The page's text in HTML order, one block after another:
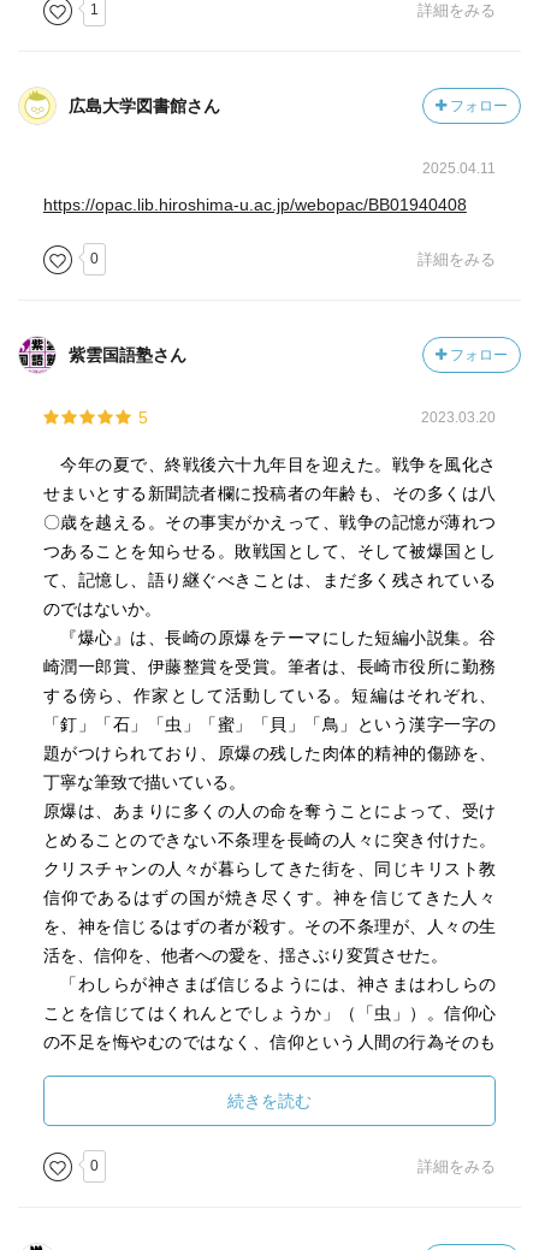
1 詳細をみる
広島大学図書館さん フォロー
2025.04.11
https://opac.lib.hiroshima-u.ac.jp/webopac/BB01940408
0 詳細をみる
紫雲国語塾さん フォロー
5 2023.03.20
今年の夏で、終戦後六十九年目を迎えた。戦争を風化さ
せまいとする新聞読者欄に投稿者の年齢も、その多くは八
〇歳を越える。その事実がかえって、戦争の記憶が薄れつ
つあることを知らせる。敗戦国として、そして被爆国とし
て、記憶し、語り継ぐべきことは、まだ多く残されている
のではないか。
『爆心』は、長崎の原爆をテーマにした短編小説集。谷
崎潤一郎賞、伊藤整賞を受賞。筆者は、長崎市役所に勤務
する傍ら、作家として活動している。短編はそれぞれ、
「釘」「石」「虫」「蜜」「貝」「鳥」という漢字一字の
題がつけられており、原爆の残した肉体的精神的傷跡を、
丁寧な筆致で描いている。
原爆は、あまりに多くの人の命を奪うことによって、受け
とめることのできない不条理を長崎の人々に突き付けた。
クリスチャンの人々が暮らしてきた街を、同じキリスト教
信仰であるはずの国が焼き尽くす。神を信じてきた人々
を、神を信じるはずの者が殺す。その不条理が、人々の生
活を、信仰を、他者への愛を、揺さぶり変質させた。
「わしらが神さまば信じるようには、神さまはわしらの
ことを信じてはくれんとでしょうか」（「虫」）。信仰心
の不足を悔やむのではなく、信仰という人間の行為そのも
信じておるか？」「あたりまえやろうが」「それこそ、妄
想じゃなかろうか」（「釘」）。科学的な神の不在を嘆く
のではなく、人間同士のどうしようもなさ、情けなさを言
うのだ。（Ｋ）
「紫雲国語塾通信〈紫のゆかり〉」2012年８月号より。
続きを読む
0 詳細をみる